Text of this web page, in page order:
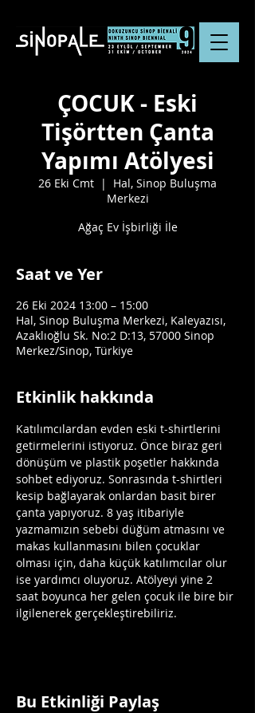
ÇOCUK - Eski
Tişörtten Çanta
Yapımı Atölyesi
26 Eki Cmt
  |
Hal, Sinop Buluşma
Merkezi
Ağaç Ev İşbirliği İle
Saat ve Yer
26 Eki 2024 13:00 – 15:00
Hal, Sinop Buluşma Merkezi, Kaleyazısı,
Azaklıoğlu Sk. No:2 D:13, 57000 Sinop
Merkez/Sinop, Türkiye
Etkinlik hakkında
Katılımcılardan evden eski t-shirtlerini
getirmelerini istiyoruz. Önce biraz geri
dönüşüm ve plastik poşetler hakkında
sohbet ediyoruz. Sonrasında t-shirtleri
kesip bağlayarak onlardan basit birer
çanta yapıyoruz. 8 yaş itibariyle
yazmamızın sebebi düğüm atmasını ve
makas kullanmasını bilen çocuklar
olması için, daha küçük katılımcılar olur
ise yardımcı oluyoruz. Atölyeyi yine 2
saat boyunca her gelen çocuk ile bire bir
ilgilenerek gerçekleştirebiliriz.
Bu Etkinliği Paylaş